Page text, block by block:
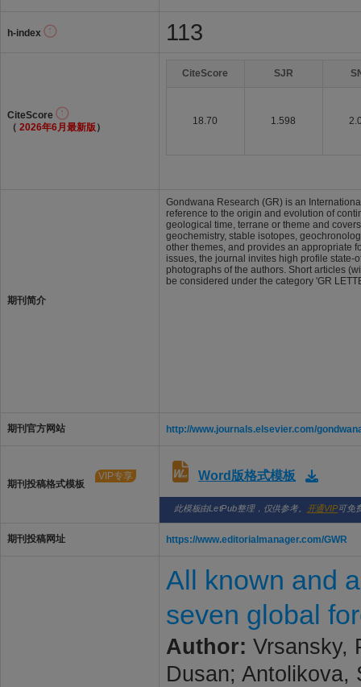
h-index 113
CiteScore
（ 2026年6月最新版 ）
CiteScore SJR
18.70 1.598
期刊简介
Gondwana Research (GR) is an
reference to the origin and evolution of
geological time, terrane or theme and
geochemistry, stable isotopes,
other themes, and provides an appropriate
issues, the journal invites high profile state-
photographs of the authors. Short articles
be considered under the category 'GR
期刊官方网站 http://www.journals.elsevier.com/
期刊投稿格式模板
VIP专享 Word版格式模板
此模板由LetPub整理，仅供参考。 开通VIP可免
期刊投稿网址 https://www.editorialmanager.com/GWR
All known and
seven global
Author: Vrsansky,
Dusan; Antolikova,